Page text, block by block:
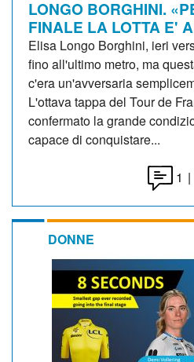
LONGO BORGHINI.
FINALE LA LOTTA E'
Elisa Longo Borghini, ieri
fino all'ultimo metro, ma
c'era un'avversaria
L'ottava tappa del Tour de
confermato la grande
capace di conquistare...
1 |
DONNE